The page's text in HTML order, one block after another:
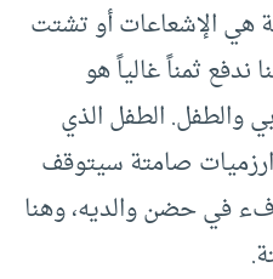
هي الإشعاعات أو تشتت
ندفع ثمناً غالياً هو
والطفل. الطفل الذي
صامتة سيتوقف
في حضن والديه، وهنا